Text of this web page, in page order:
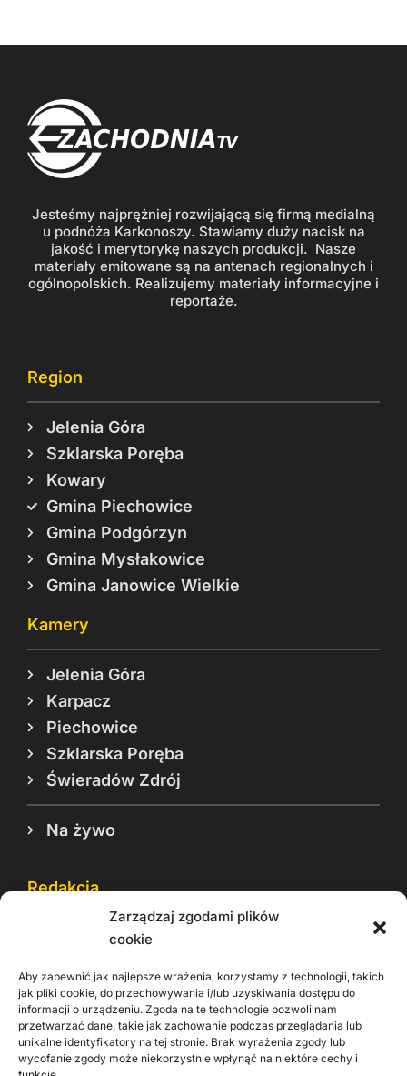
Zarządzaj zgodami plików
cookie
Aby zapewnić jak najlepsze wrażenia, korzystamy z technologii, takich
jak pliki cookie, do przechowywania i/lub uzyskiwania dostępu do
informacji o urządzeniu. Zgoda na te technologie pozwoli nam
przetwarzać dane, takie jak zachowanie podczas przeglądania lub
unikalne identyfikatory na tej stronie. Brak wyrażenia zgody lub
wycofanie zgody może niekorzystnie wpłynąć na niektóre cechy i
Jesteśmy najprężniej rozwijającą się firmą medialną
u podnóża Karkonoszy. Stawiamy duży nacisk na
jakość i merytorykę naszych produkcji. Nasze
materiały emitowane są na antenach regionalnych i
ogólnopolskich. Realizujemy materiały informacyjne i
reportaże.
Region
Jelenia Góra
Szklarska Poręba
Kowary
Gmina Piechowice
Gmina Podgórzyn
Gmina Mysłakowice
Gmina Janowice Wielkie
Kamery
Jelenia Góra
Karpacz
Piechowice
Szklarska Poręba
Świeradów Zdrój
Na żywo
Redakcja
Reklama
Rodo
Kontakt
Informacje dla